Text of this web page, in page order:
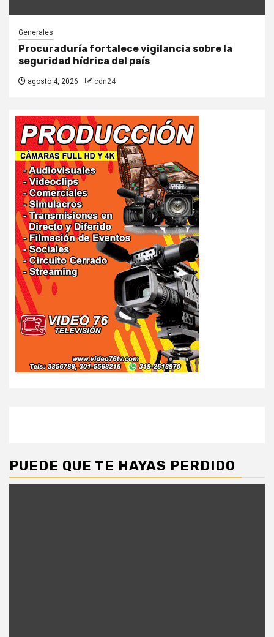
Generales
Procuraduría fortalece vigilancia sobre la
seguridad hídrica del país
agosto 4, 2026 cdn24
PUEDE QUE TE HAYAS PERDIDO